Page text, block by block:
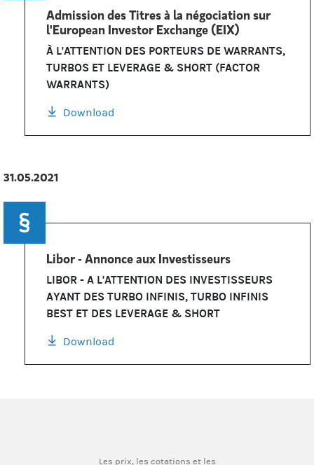
Admission des Titres à la négociation sur
l'European Investor Exchange (EIX)
À L'ATTENTION DES PORTEURS DE WARRANTS,
TURBOS ET LEVERAGE & SHORT (FACTOR
WARRANTS)
Download
31.05.2021
Libor - Annonce aux Investisseurs
LIBOR - A L'ATTENTION DES INVESTISSEURS
AYANT DES TURBO INFINIS, TURBO INFINIS
BEST ET DES LEVERAGE & SHORT
Download
Les prix, les cotations et les